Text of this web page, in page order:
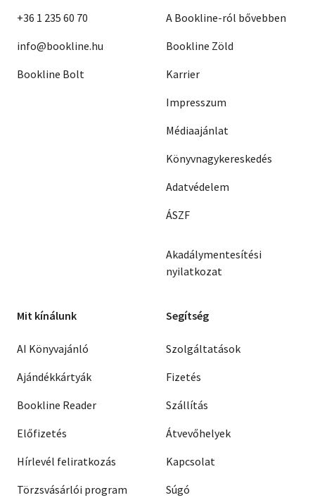
+36 1 235 60 70
info@bookline.hu
Bookline Bolt
A Bookline-ról bővebben
Bookline Zöld
Karrier
Impresszum
Médiaajánlat
Könyvnagykereskedés
Adatvédelem
ÁSZF
Akadálymentesítési
nyilatkozat
Mit kínálunk
AI Könyvajánló
Ajándékkártyák
Bookline Reader
Előfizetés
Hírlevél feliratkozás
Törzsvásárlói program
Segítség
Szolgáltatások
Fizetés
Szállítás
Átvevőhelyek
Kapcsolat
Súgó